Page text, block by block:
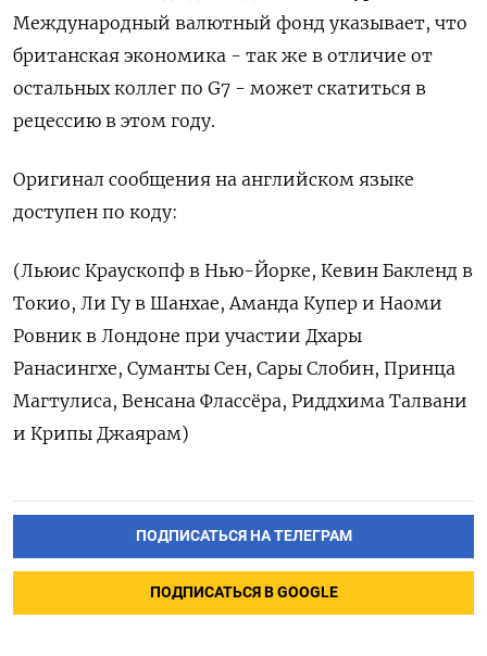
Международный валютный фонд указывает, что
британская экономика - так же в отличие от
остальных коллег по G7 - может скатиться в
рецессию в этом году.
Оригинал сообщения на английском языке
доступен по коду:
(Льюис Краускопф в Нью-Йорке, Кевин Бакленд в
Токио, Ли Гу в Шанхае, Аманда Купер и Наоми
Ровник в Лондоне при участии Дхары
Ранасингхе, Суманты Сен, Сары Слобин, Принца
Магтулиса, Венсана Флассёра, Риддхима Талвани
и Крипы Джаярам)
ПОДПИСАТЬСЯ НА ТЕЛЕГРАМ
ПОДПИСАТЬСЯ В GOOGLE